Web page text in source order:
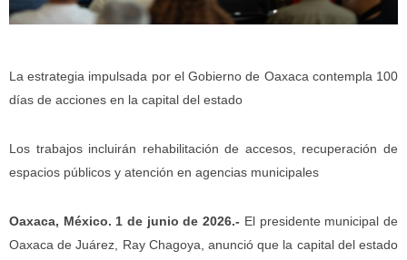
La estrategia impulsada por el Gobierno de Oaxaca contempla 100
días de acciones en la capital del estado
Los trabajos incluirán rehabilitación de accesos, recuperación de
espacios públicos y atención en agencias municipales
Oaxaca, México. 1 de junio de 2026.- El presidente municipal de
Oaxaca de Juárez, Ray Chagoya, anunció que la capital del estado